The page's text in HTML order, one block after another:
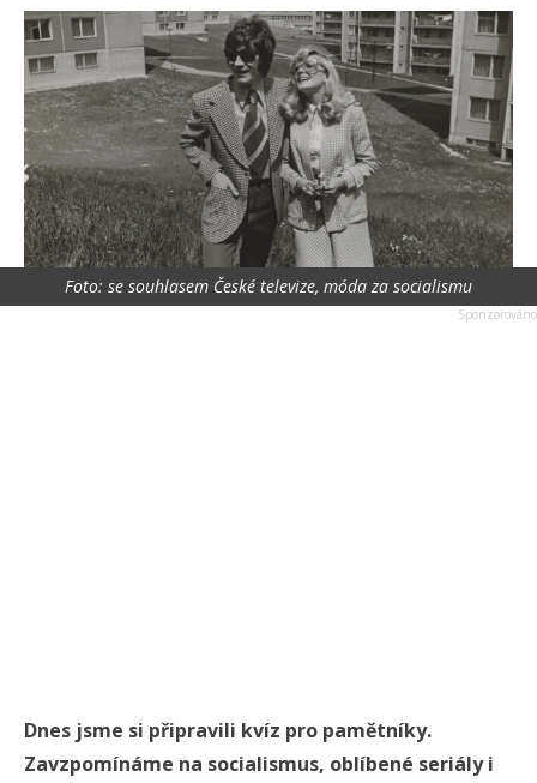
Foto: se souhlasem České televize, móda za socialismu
Dnes jsme si připravili kvíz pro pamětníky.
Zavzpomínáme na socialismus, oblíbené seriály i